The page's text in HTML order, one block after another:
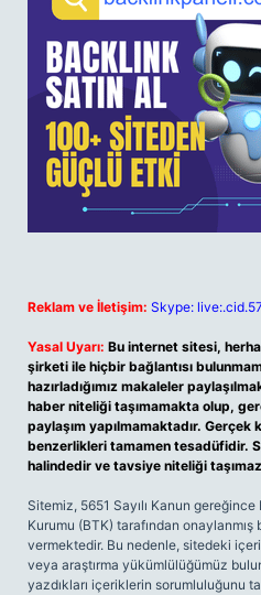
Reklam ve İletişim: Skype:
Yasal Uyarı: Bu internet sitesi,
şirketi ile hiçbir bağlantısı
hazırladığımız makaleler
haber niteliği taşımamakta olup,
paylaşım yapılmamaktadır.
benzerlikleri tamamen tesadüfidir.
halindedir ve tavsiye niteliği
Sitemiz, 5651 Sayılı Kanun
Kurumu (BTK) tarafından onaylanmış
vermektedir. Bu nedenle, sitedeki
veya araştırma yükümlülüğümüz
yazdıkları içeriklerin sorumluluğunu